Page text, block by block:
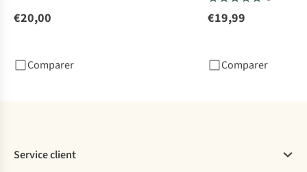
€20,00
Comparer
€19,99
Comparer
Service client